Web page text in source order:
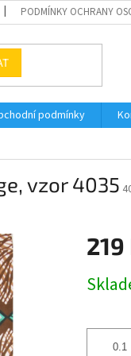
PODMÍNKY OCHRANY
podmínky
vzor 4035
219
cena: